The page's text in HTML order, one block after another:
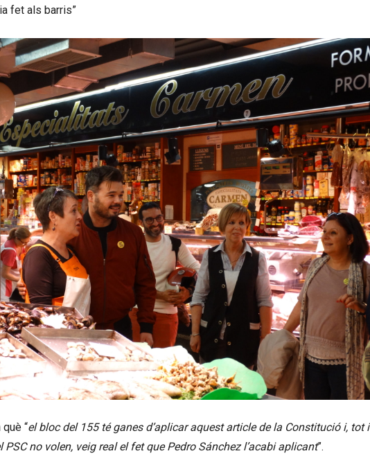
fet als barris”
“el bloc del 155 té ganes d’aplicar aquest article de la Constitució i, tot i
no volen, veig real el fet que Pedro Sánchez l’acabi aplicant”.